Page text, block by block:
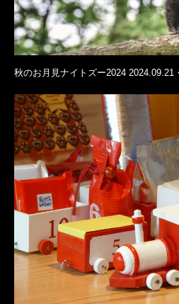
秋のお月見ナイトズー2024 2024.09.21